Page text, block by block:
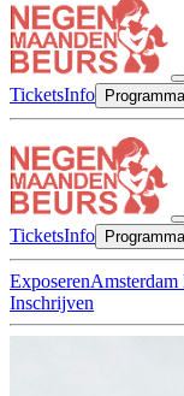
TicketsInfo Programma
TicketsInfo Programma
ExposerenAmsterdam
Inschrijven